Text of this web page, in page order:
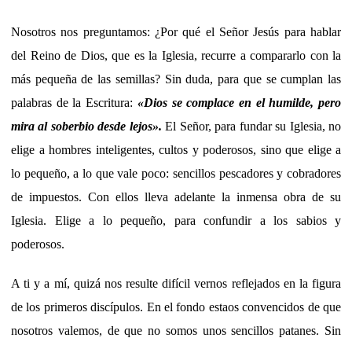
Nosotros nos preguntamos: ¿Por qué el Señor Jesús para hablar
del Reino de Dios, que es la Iglesia, recurre a compararlo con la
más pequeña de las semillas? Sin duda, para que se cumplan las
palabras de la Escritura: «Dios se complace en el humilde, pero
mira al soberbio desde lejos». El Señor, para fundar su Iglesia, no
elige a hombres inteligentes, cultos y poderosos, sino que elige a
lo pequeño, a lo que vale poco: sencillos pescadores y cobradores
de impuestos. Con ellos lleva adelante la inmensa obra de su
Iglesia. Elige a lo pequeño, para confundir a los sabios y
poderosos.
A ti y a mí, quizá nos resulte difícil vernos reflejados en la figura
de los primeros discípulos. En el fondo estaos convencidos de que
nosotros valemos, de que no somos unos sencillos patanes. Sin